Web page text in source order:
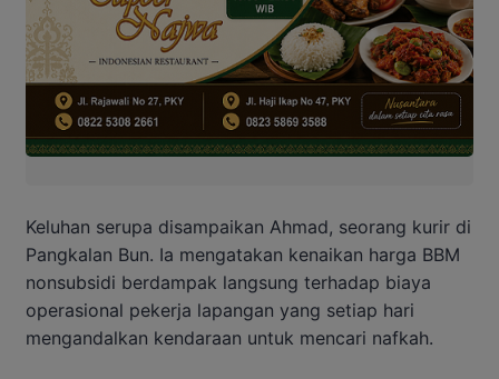
Keluhan serupa disampaikan Ahmad, seorang kurir di
Pangkalan Bun. Ia mengatakan kenaikan harga BBM
nonsubsidi berdampak langsung terhadap biaya
operasional pekerja lapangan yang setiap hari
mengandalkan kendaraan untuk mencari nafkah.